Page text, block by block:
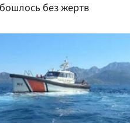
без жертв